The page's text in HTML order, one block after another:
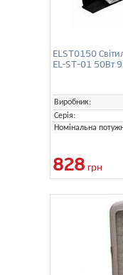
ELST0150
EL-ST-01 50Вт
Виробник:
Серія:
Номінальна
828 грн